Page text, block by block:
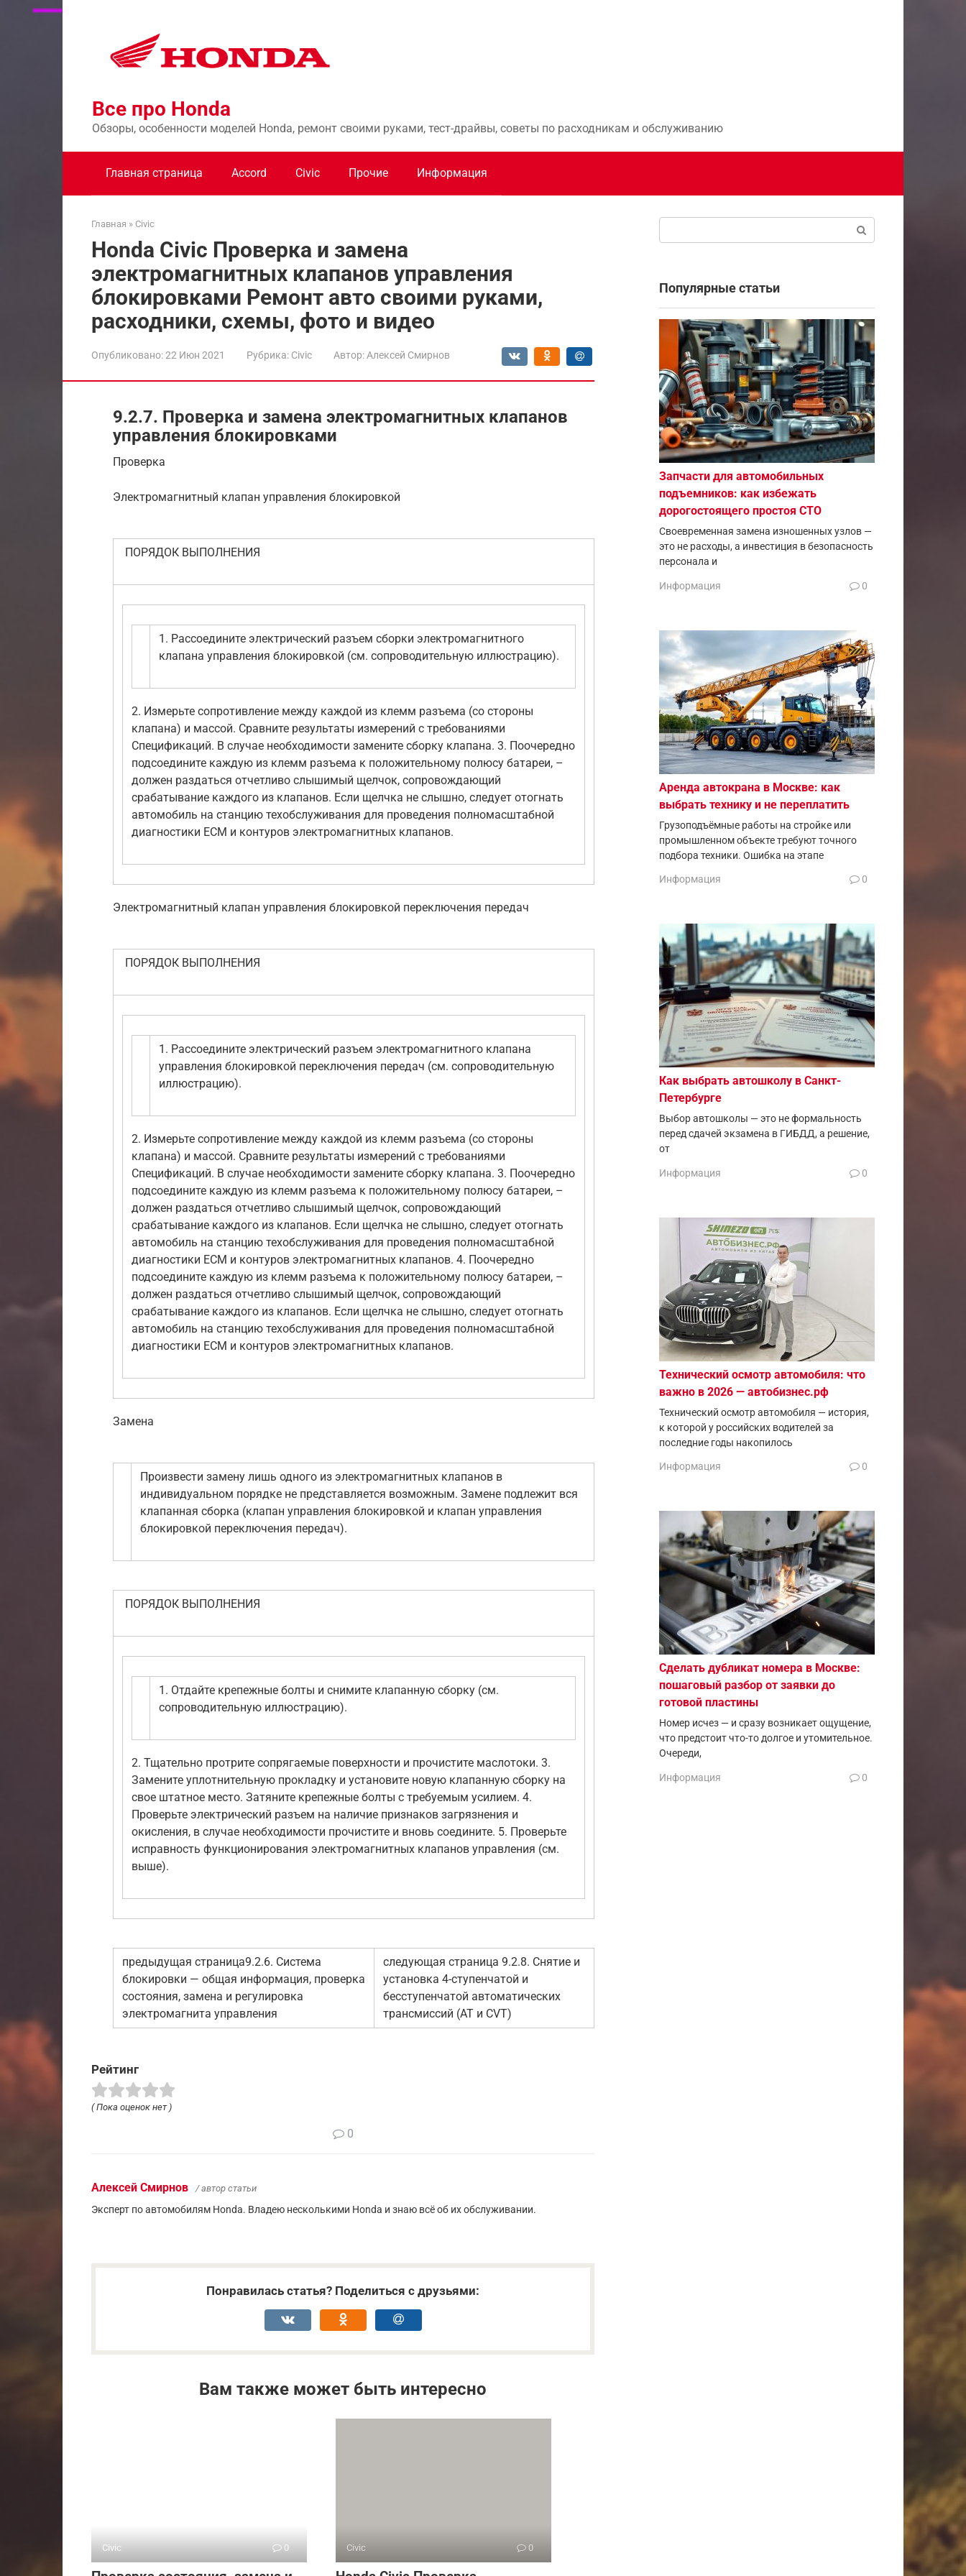
Перейти
Все про Honda
Обзоры, особенности моделей Honda, ремонт своими руками, тест-драйвы, советы по расходникам и обслуживанию
Главная страница Accord Civic Прочие Информация
Главная » Civic
Honda Civic Проверка и замена
электромагнитных клапанов управления
блокировками Ремонт авто своими руками,
расходники, схемы, фото и видео
Опубликовано:22 Июн 2021 Рубрика: Civic Автор: Алексей Смирнов
9.2.7. Проверка и замена электромагнитных клапанов
управления блокировками
Проверка
Электромагнитный клапан управления блокировкой
ПОРЯДОК ВЫПОЛНЕНИЯ
1. Рассоедините электрический разъем сборки электромагнитного
клапана управления блокировкой (см. сопроводительную иллюстрацию).
2. Измерьте сопротивление между каждой из клемм разъема (со стороны
клапана) и массой. Сравните результаты измерений с требованиями
Спецификаций. В случае необходимости замените сборку клапана. 3. Поочередно
подсоедините каждую из клемм разъема к положительному полюсу батареи, –
должен раздаться отчетливо слышимый щелчок, сопровождающий
срабатывание каждого из клапанов. Если щелчка не слышно, следует отогнать
автомобиль на станцию техобслуживания для проведения полномасштабной
диагностики ЕСМ и контуров электромагнитных клапанов.
Электромагнитный клапан управления блокировкой переключения передач
ПОРЯДОК ВЫПОЛНЕНИЯ
1. Рассоедините электрический разъем электромагнитного клапана
управления блокировкой переключения передач (см. сопроводительную
иллюстрацию).
2. Измерьте сопротивление между каждой из клемм разъема (со стороны
клапана) и массой. Сравните результаты измерений с требованиями
Спецификаций. В случае необходимости замените сборку клапана. 3. Поочередно
подсоедините каждую из клемм разъема к положительному полюсу батареи, –
должен раздаться отчетливо слышимый щелчок, сопровождающий
срабатывание каждого из клапанов. Если щелчка не слышно, следует отогнать
автомобиль на станцию техобслуживания для проведения полномасштабной
диагностики ЕСМ и контуров электромагнитных клапанов. 4. Поочередно
подсоедините каждую из клемм разъема к положительному полюсу батареи, –
должен раздаться отчетливо слышимый щелчок, сопровождающий
срабатывание каждого из клапанов. Если щелчка не слышно, следует отогнать
автомобиль на станцию техобслуживания для проведения полномасштабной
диагностики ЕСМ и контуров электромагнитных клапанов.
Замена
Произвести замену лишь одного из электромагнитных клапанов в
индивидуальном порядке не представляется возможным. Замене подлежит вся
клапанная сборка (клапан управления блокировкой и клапан управления
блокировкой переключения передач).
ПОРЯДОК ВЫПОЛНЕНИЯ
1. Отдайте крепежные болты и снимите клапанную сборку (см.
сопроводительную иллюстрацию).
2. Тщательно протрите сопрягаемые поверхности и прочистите маслотоки. 3.
Замените уплотнительную прокладку и установите новую клапанную сборку на
свое штатное место. Затяните крепежные болты с требуемым усилием. 4.
Проверьте электрический разъем на наличие признаков загрязнения и
окисления, в случае необходимости прочистите и вновь соедините. 5. Проверьте
исправность функционирования электромагнитных клапанов управления (см.
выше).
предыдущая страница9.2.6. Система
блокировки — общая информация, проверка
состояния, замена и регулировка
электромагнита управления
следующая страница 9.2.8. Снятие и
установка 4-ступенчатой и
бесступенчатой автоматических
трансмиссий (АТ и CVT)
Рейтинг
( Пока оценок нет )
0
Алексей Смирнов / автор статьи
Эксперт по автомобилям Honda. Владею несколькими Honda и знаю всё об их обслуживании.
Понравилась статья? Поделиться с друзьями:
Вам также может быть интересно
Civic 0 Civic 0
Популярные статьи
Запчасти для автомобильных
подъемников: как избежать
дорогостоящего простоя СТО
Своевременная замена изношенных узлов —
это не расходы, а инвестиция в безопасность
персонала и
Информация 0
Аренда автокрана в Москве: как
выбрать технику и не переплатить
Грузоподъёмные работы на стройке или
промышленном объекте требуют точного
подбора техники. Ошибка на этапе
Информация 0
Как выбрать автошколу в Санкт-
Петербурге
Выбор автошколы — это не формальность
перед сдачей экзамена в ГИБДД, а решение,
от
Информация 0
Технический осмотр автомобиля: что
важно в 2026 — автобизнес.рф
Технический осмотр автомобиля — история,
к которой у российских водителей за
последние годы накопилось
Информация 0
Сделать дубликат номера в Москве:
пошаговый разбор от заявки до
готовой пластины
Номер исчез — и сразу возникает ощущение,
что предстоит что-то долгое и утомительное.
Очереди,
Информация 0